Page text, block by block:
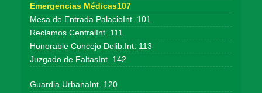
Emergencias Médicas107
Mesa de Entrada PalacioInt. 101
Reclamos CentralInt. 111
Honorable Concejo Delib.Int. 113
Juzgado de FaltasInt. 142
Guardia UrbanaInt. 120